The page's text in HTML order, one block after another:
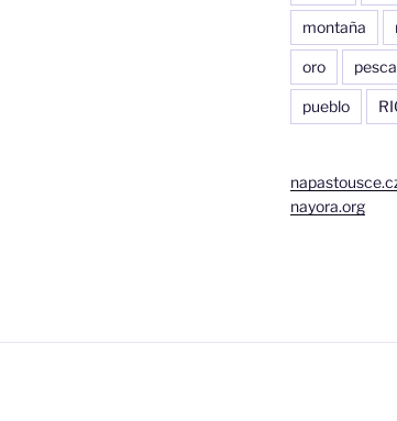
montaña
oro pesca
pueblo
nayora.org